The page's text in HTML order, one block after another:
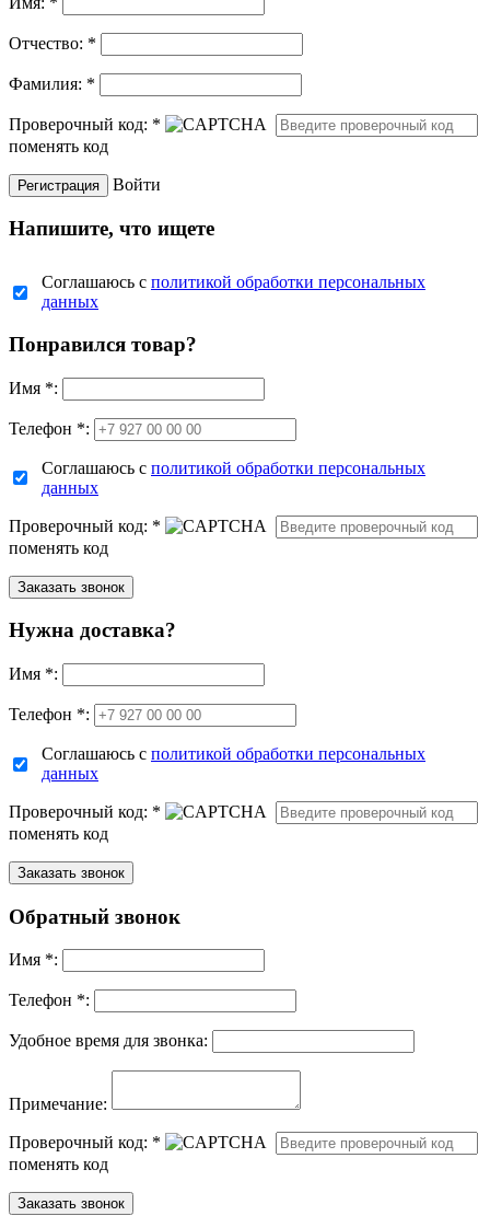
Отчество: *
Фамилия: *
Проверочный код: *
поменять код
Войти
Напишите, что ищете
Соглашаюсь с политикой обработки персональных
данных
Понравился товар?
Имя *:
Телефон *:
Соглашаюсь с политикой обработки персональных
данных
Проверочный код: *
поменять код
Нужна доставка?
Имя *:
Телефон *:
Соглашаюсь с политикой обработки персональных
данных
Проверочный код: *
поменять код
Обратный звонок
Имя *:
Телефон *:
Удобное время для звонка:
Примечание:
Проверочный код: *
поменять код